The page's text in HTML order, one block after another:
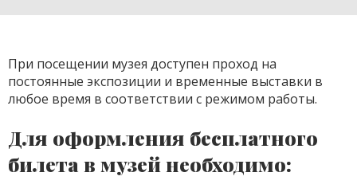
При посещении музея доступен проход на
постоянные экспозиции и временные выставки в
любое время в соответствии с режимом работы.
Для оформления бесплатного
билета в музей необходимо: